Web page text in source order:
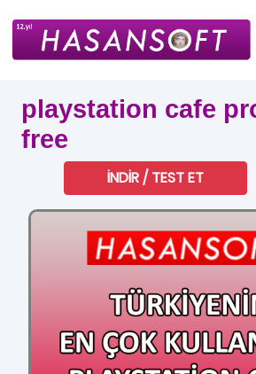
playstation cafe
free
İNDİR / TEST ET